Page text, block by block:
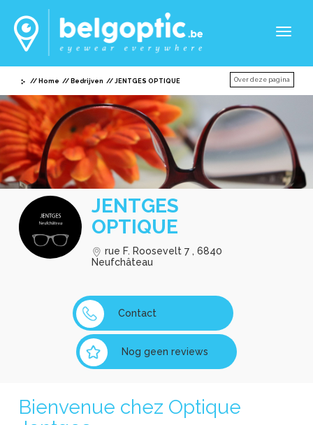
Home Bedrijven JENTGES OPTIQUE Over deze pagina
JENTGES
OPTIQUE
rue F. Roosevelt 7 , 6840
Neufchâteau
Contact
Nog geen reviews
Bienvenue chez Optique